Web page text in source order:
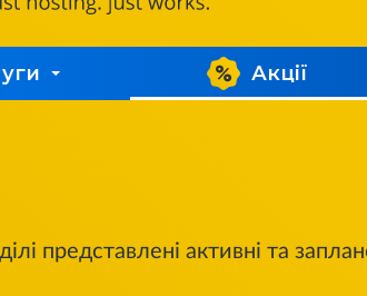
Акції
представлені активні та